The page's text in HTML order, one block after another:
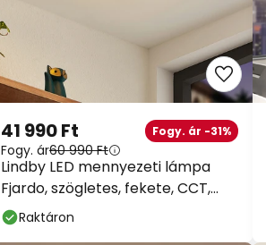
Lindby LED mennyezeti lámpa
Fjardo, szögletes, fekete, CCT,
távirányítós
41 990 Ft Fogy. ár -31%
Fogy. ár60 990 Ft
Raktáron